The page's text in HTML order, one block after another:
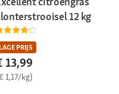
12 kg
LAGE PRIJS
13,99
1,17/kg)